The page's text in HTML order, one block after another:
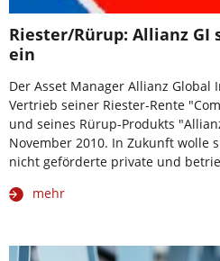
Riester/Rürup: Allianz
ein
Der Asset Manager Allianz Global
Vertrieb seiner Riester-Rente
und seines Rürup-Produkts
November 2010. In Zukunft wolle
nicht geförderte private und
mehr